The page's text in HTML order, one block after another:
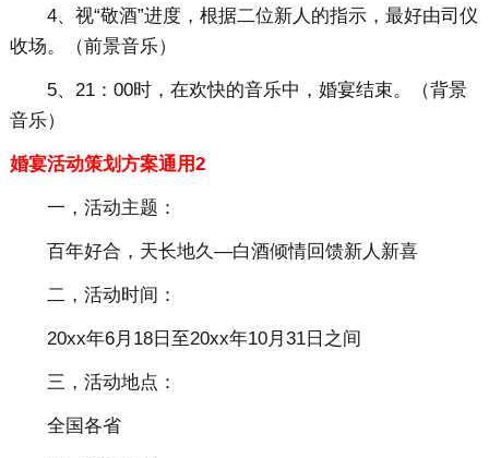
4、视“敬酒”进度，根据二位新人的指示，最好由司仪
收场。（前景音乐）
5、21：00时，在欢快的音乐中，婚宴结束。（背景
音乐）
婚宴活动策划方案通用2
一，活动主题：
百年好合，天长地久—白酒倾情回馈新人新喜
二，活动时间：
20xx年6月18日至20xx年10月31日之间
三，活动地点：
全国各省